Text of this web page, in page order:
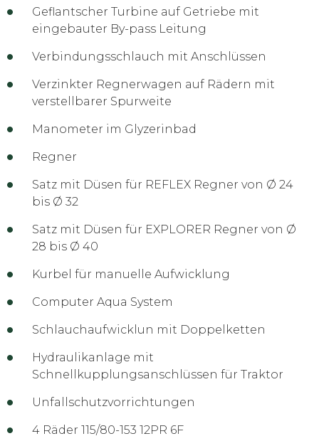
Geflantscher Turbine auf Getriebe mit
eingebauter By-pass Leitung
Verbindungsschlauch mit Anschlüssen
Verzinkter Regnerwagen auf Rädern mit
verstellbarer Spurweite
Manometer im Glyzerinbad
Regner
Satz mit Düsen für REFLEX Regner von Ø 24
bis Ø 32
Satz mit Düsen für EXPLORER Regner von Ø
28 bis Ø 40
Kurbel für manuelle Aufwicklung
Computer Aqua System
Schlauchaufwicklun mit Doppelketten
Hydraulikanlage mit
Schnellkupplungsanschlüssen für Traktor
Unfallschutzvorrichtungen
4 Räder 115/80-153 12PR 6F